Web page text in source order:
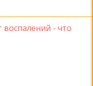
воспалений - что